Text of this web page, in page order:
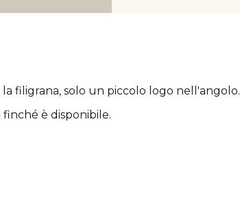
filigrana, solo un piccolo logo nell'angolo.
è disponibile.